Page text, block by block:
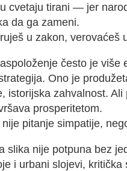
cvetaju tirani — jer
da ga zameni.
u zakon, verovaćeš
često je više
Ono je
istorijska zahvalnost.
prosperitetom.
pitanje simpatije,
slika nije potpuna bez
i urbani slojevi,